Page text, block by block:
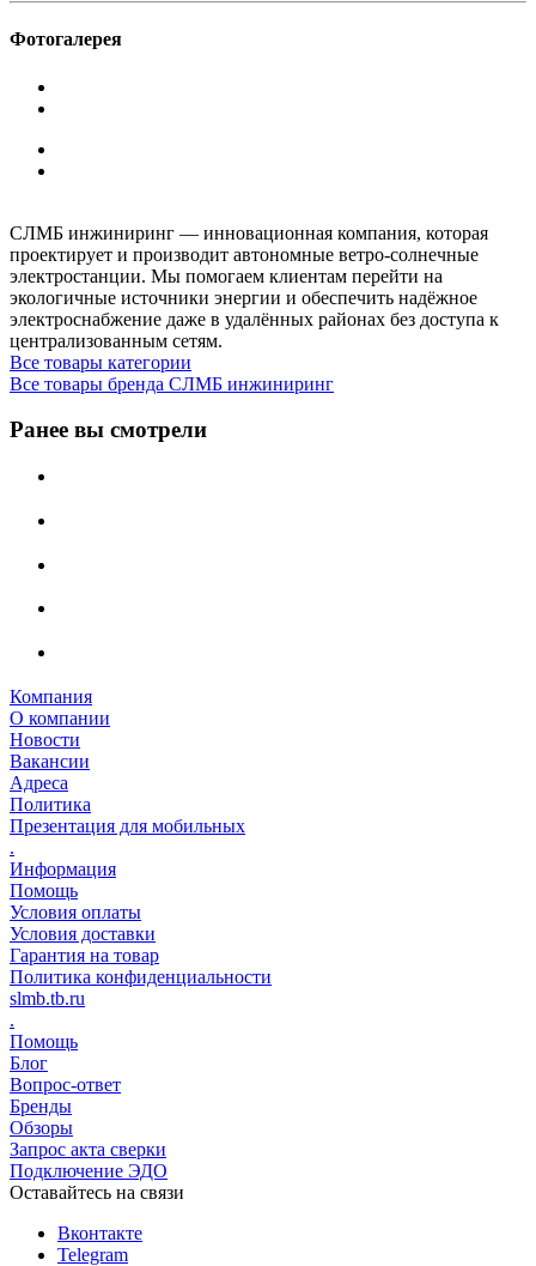
Фотогалерея
СЛМБ инжиниринг — инновационная компания, которая
проектирует и производит автономные ветро‑солнечные
электростанции. Мы помогаем клиентам перейти на
экологичные источники энергии и обеспечить надёжное
электроснабжение даже в удалённых районах без доступа к
централизованным сетям.
Все товары категории
Все товары бренда СЛМБ инжиниринг
Ранее вы смотрели
Компания
О компании
Новости
Вакансии
Адреса
Политика
Презентация для мобильных
.
Информация
Помощь
Условия оплаты
Условия доставки
Гарантия на товар
Политика конфиденциальности
slmb.tb.ru
.
Помощь
Блог
Вопрос-ответ
Бренды
Обзоры
Запрос акта сверки
Подключение ЭДО
Оставайтесь на связи
Вконтакте
Telegram